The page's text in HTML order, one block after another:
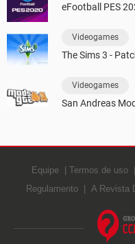
eFootball PES
Videogames
The Sims 3 -
Videogames
San Andreas
Equipe Termos de uso
Regulamento
A Revista